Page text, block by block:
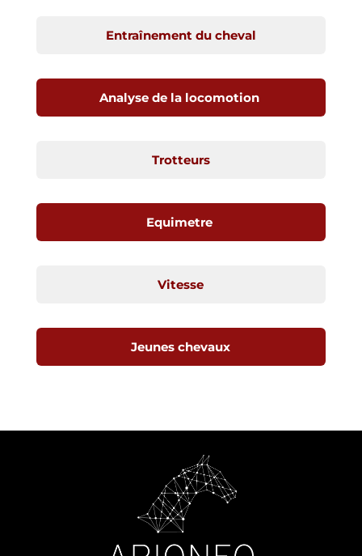
Entraînement du cheval
Analyse de la locomotion
Trotteurs
Equimetre
Vitesse
Jeunes chevaux